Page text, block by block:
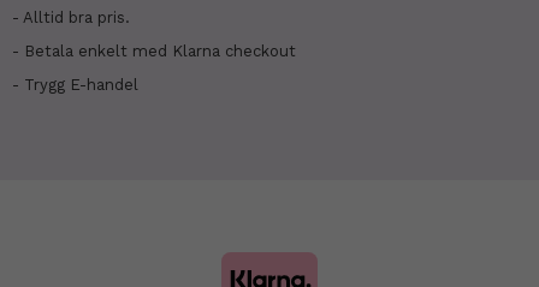
- Alltid bra pris.
- Betala enkelt med Klarna checkout
- Trygg E-handel